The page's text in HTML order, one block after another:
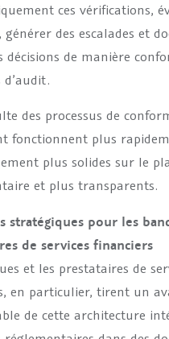
ces vérifications,
des escalades et
décisions de manière
d’audit.
des processus de
fonctionnent plus
plus solides sur le
et plus transparents.
stratégiques pour les
de services financiers
et les prestataires de
en particulier, tirent un
de cette architecture